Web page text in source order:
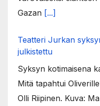
Gazan [...]
Teatteri Jurkan
julkistettu
Syksyn kotimaisena
Mitä tapahtui
Olli Riipinen. Kuva: